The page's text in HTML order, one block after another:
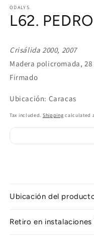
1
in
modal
ODALYS
L62.
Crisálida 2000, 2007
Madera policromada, 28
Firmado
Ubicación: Caracas
Tax included. Shipping calculated
Ubicación del
Retiro en